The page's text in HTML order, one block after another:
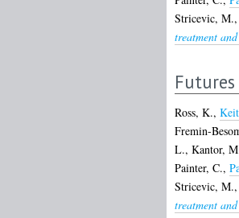
Stricevic, M.,
treatment
Ross, K.,
Fremin-
L., Kantor,
Painter, C.,
Stricevic, M.,
treatment